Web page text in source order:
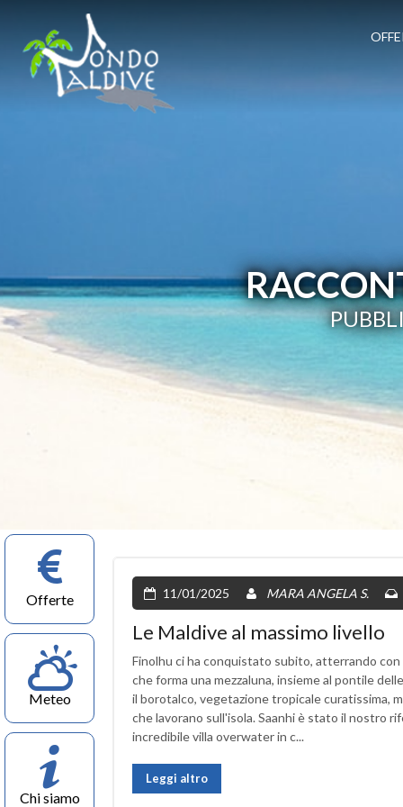
Offerte
Meteo
Chi siamo
11/01/2025 MARA ANGELA S.
Le Maldive al massimo livello
Finolhu ci ha conquistato subito, atterrando
che forma una mezzaluna, insieme al pontile
il borotalco, vegetazione tropicale
che lavorano sull'isola. Saanhi è stato il nostro
incredibile villa overwater in c...
Leggi altro